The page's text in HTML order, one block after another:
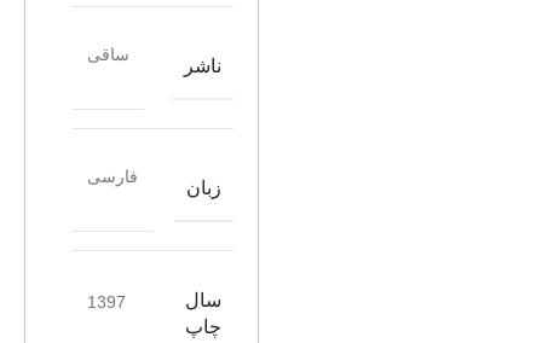
ناشر
ساقی
زبان
فارسی
سال
چاپ
1397